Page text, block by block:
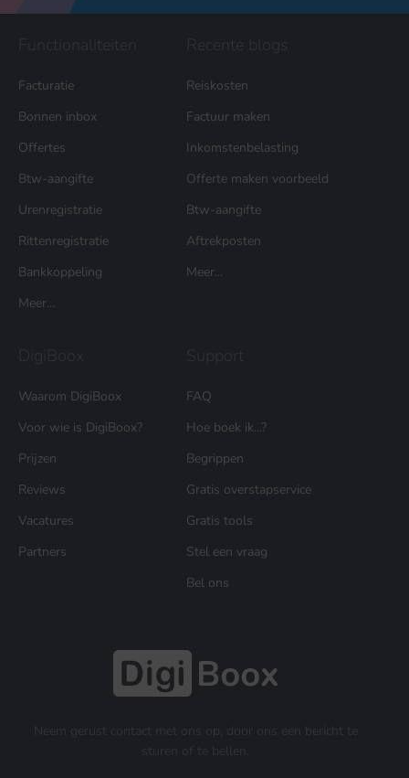
Facturatie
Bonnen inbox
Offertes
Btw-aangifte
Urenregistratie
Rittenregistratie
Bankkoppeling
Meer...
Reiskosten
Factuur maken
Inkomstenbelasting
Offerte maken voorbeeld
Btw-aangifte
Aftrekposten
Meer...
Waarom DigiBoox
Voor wie is DigiBoox?
Prijzen
Reviews
Vacatures
Partners
FAQ
Hoe boek ik...?
Begrippen
Gratis overstapservice
Gratis tools
Stel een vraag
Bel ons